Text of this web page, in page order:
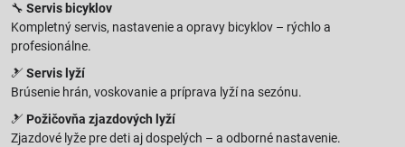
🔧 Servis bicyklov
Kompletný servis, nastavenie a opravy bicyklov – rýchlo a
profesionálne.
🎿 Servis lyží
Brúsenie hrán, voskovanie a príprava lyží na sezónu.
🎿 Požičovňa zjazdových lyží
Zjazdové lyže pre deti aj dospelých – a odborné nastavenie.